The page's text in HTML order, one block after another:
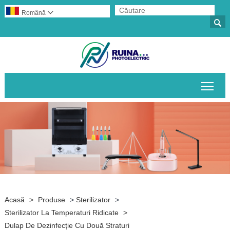

Română 
Acasă > Produse > Sterilizator >
Sterilizator La Temperaturi Ridicate >
Dulap De Dezinfecție Cu Două Straturi